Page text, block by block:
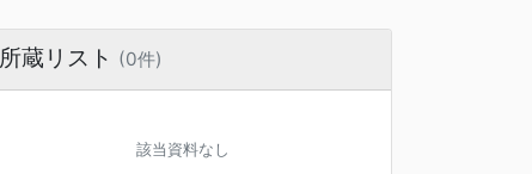
所蔵リスト (0件)
該当資料なし